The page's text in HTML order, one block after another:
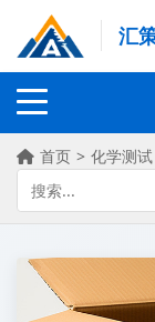
汇
首页 > 化学测试